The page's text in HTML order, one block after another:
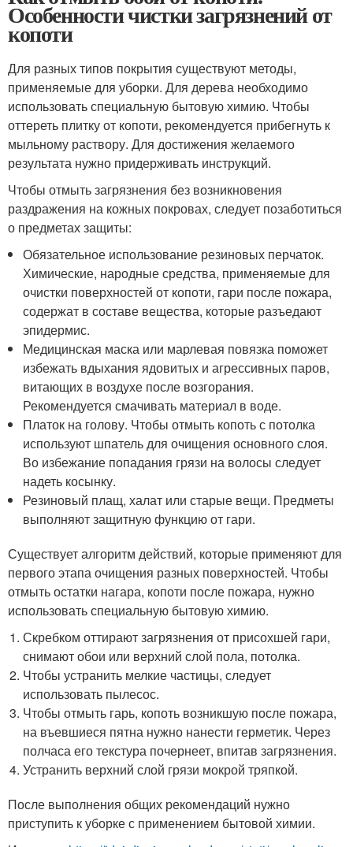
Особенности чистки загрязнений от
копоти
Для разных типов покрытия существуют методы,
применяемые для уборки. Для дерева необходимо
использовать специальную бытовую химию. Чтобы
оттереть плитку от копоти, рекомендуется прибегнуть к
мыльному раствору. Для достижения желаемого
результата нужно придерживать инструкций.
Чтобы отмыть загрязнения без возникновения
раздражения на кожных покровах, следует позаботиться
о предметах защиты:
Обязательное использование резиновых перчаток.
Химические, народные средства, применяемые для
очистки поверхностей от копоти, гари после пожара,
содержат в составе вещества, которые разъедают
эпидермис.
Медицинская маска или марлевая повязка поможет
избежать вдыхания ядовитых и агрессивных паров,
витающих в воздухе после возгорания.
Рекомендуется смачивать материал в воде.
Платок на голову. Чтобы отмыть копоть с потолка
используют шпатель для очищения основного слоя.
Во избежание попадания грязи на волосы следует
надеть косынку.
Резиновый плащ, халат или старые вещи. Предметы
выполняют защитную функцию от гари.
Существует алгоритм действий, которые применяют для
первого этапа очищения разных поверхностей. Чтобы
отмыть остатки нагара, копоти после пожара, нужно
использовать специальную бытовую химию.
Скребком оттирают загрязнения от присохшей гари,
снимают обои или верхний слой пола, потолка.
Чтобы устранить мелкие частицы, следует
использовать пылесос.
Чтобы отмыть гарь, копоть возникшую после пожара,
на въевшиеся пятна нужно нанести герметик. Через
полчаса его текстура почернеет, впитав загрязнения.
Устранить верхний слой грязи мокрой тряпкой.
После выполнения общих рекомендаций нужно
приступить к уборке с применением бытовой химии.